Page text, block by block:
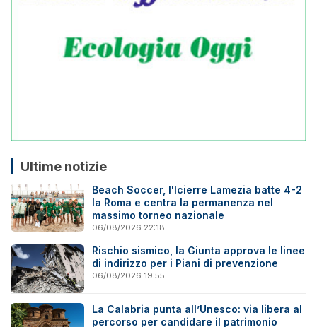
Ultime notizie
Beach Soccer, l'Icierre Lamezia batte 4-2
la Roma e centra la permanenza nel
massimo torneo nazionale
06/08/2026 22:18
Rischio sismico, la Giunta approva le linee
di indirizzo per i Piani di prevenzione
06/08/2026 19:55
La Calabria punta all’Unesco: via libera al
percorso per candidare il patrimonio